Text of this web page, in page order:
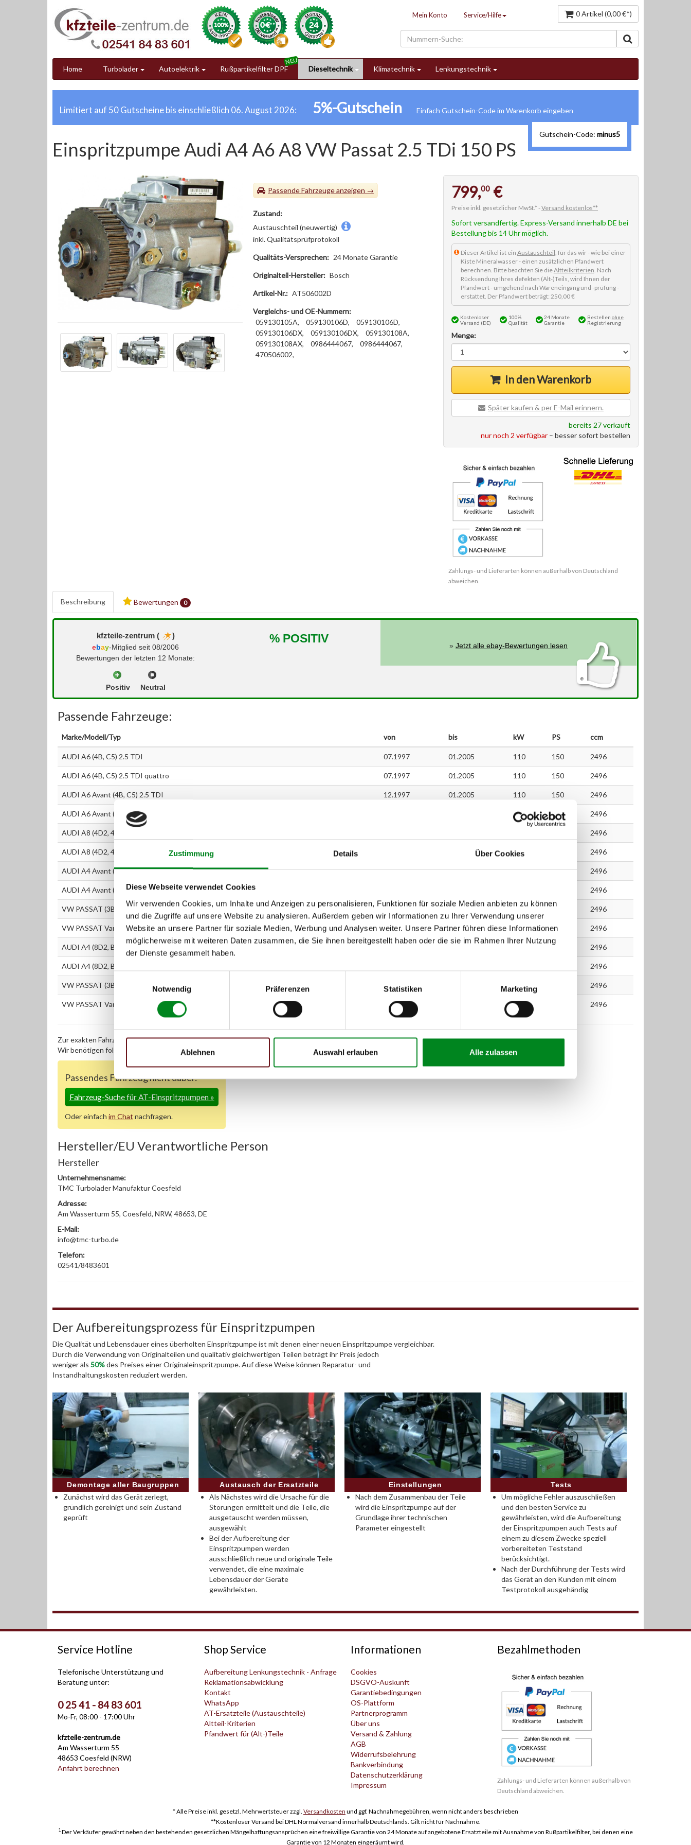
Zustimmung Details Über Cookies
Diese Webseite verwendet Cookies
Wir verwenden Cookies, um Inhalte und Anzeigen zu personalisieren, Funktionen für soziale Medien anbieten zu können
und die Zugriffe auf unsere Website zu analysieren. Außerdem geben wir Informationen zu Ihrer Verwendung unserer
Website an unsere Partner für soziale Medien, Werbung und Analysen weiter. Unsere Partner führen diese Informationen
möglicherweise mit weiteren Daten zusammen, die Sie ihnen bereitgestellt haben oder die sie im Rahmen Ihrer Nutzung
der Dienste gesammelt haben.
Einwilligungsauswahl
Notwendig
Präferenzen Statistiken Marketing
Ablehnen Auswahl erlauben Alle zulassen
Mein Konto Service/Hilfe 0 Artikel (0,00 €*)
Home Turbolader Autoelektrik Rußpartikelfilter DPF Dieseltechnik Klimatechnik Lenkungstechnik
Limitiert auf 50 Gutscheine bis einschließlich 06. August 2026: 5%-Gutschein
Gutschein-Code: minus5
Einspritzpumpe Audi A4 A6 A8 VW Passat 2.5 TDi 150 PS
Passende Fahrzeuge
Zustand:
Austauschteil (neuwertig)
inkl. Qualitätsprüfprotokoll
Qualitäts-Versprechen: 24 Monate Garantie
Originalteil-Hersteller: Bosch
Artikel-Nr.: AT506002D
Vergleichs- und OE-Nummern:
059130105A,
059130106D,
059130106D,
059130106DX,
059130106DX,
059130108A,
059130108AX,
0986444067,
0986444067,
470506002,
799,00 €
Preise inkl. gesetzlicher MwSt.* -Versand kostenlos**
Sofort versandfertig. Express-Versand innerhalb DE bei
Bestellung bis 14 Uhr möglich.
Dieser Artikel ist ein Austauschteil, für das wir - wie bei einer
Kiste Mineralwasser - einen zusätzlichen Pfandwert
berechnen. Bitte beachten Sie dieAltteilkriterien. Nach
Rücksendung Ihres defekten (Alt-)Teils, wird Ihnen der
Pfandwert - umgehend nach Wareneingang und -prüfung -
erstattet. Der Pfandwert beträgt: 250,00 €
Kostenloser
Versand (DE)
100%
Qualität
24 Monate
Garantie
Bestellen ohne
Registrierung
Menge:
In den Warenkorb
Später kaufen & per E-Mail erinnern.
bereits 27 verkauft
nur noch 2 verfügbar – besser sofort bestellen
Zahlungs- und Lieferarten können außerhalb von Deutschland
abweichen.
Beschreibung Bewertungen 0
kfzteile-zentrum ( )
ebay-Mitglied seit 08/2006
Bewertungen der letzten 12 Monate:
Positiv Neutral
% POSITIV
»Jetzt alle ebay-Bewertungen lesen
Passende Fahrzeuge:
Marke/Modell/Typ von bis kW PS ccm
AUDI A6 (4B, C5) 2.5 TDI 07.1997 01.2005 110 150 2496
AUDI A6 (4B, C5) 2.5 TDI quattro 07.1997 01.2005 110 150 2496
AUDI A6 Avant (4B, C5) 2.5 TDI 12.1997 01.2005 110 150 2496
AUDI A6 Avant (4B, C5) 2.5 TDI quattro 110 150 2496
AUDI A8 (4D2, 4D8) 2.5 TDI 2496
AUDI A8 (4D2, 4D8) 2.5 TDI quattro 110 2496
AUDI A4 Avant (8D5, B5) 2.5 TDI 09.1997 09.2001 110 150 2496
AUDI A4 Avant (8D5, B5) 2.5 TDI quattro 2496
VW PASSAT (3B2) 2.5 TDI 07.1998 11.2000 110 150 2496
VW PASSAT Variant (3B5) 2.5 TDI 07.1998 11.2000 110 150 2496
AUDI A4 (8D2, B5) 2.5 TDI 150 2496
AUDI A4 (8D2, B5) 2.5 TDI quattro 2496
VW PASSAT (3B2) 2.5 TDI Syncro/4motion 12.1998 110 2496
VW PASSAT Variant (3B5) 2.5 TDI Syncro/4motion 12.1998 110 2496
Zur exakten Fahrzeug-Identifizierung können Sie auch unseren Support kontaktieren (Chat, Telefon oder E-Mail).
Wir benötigen folgende Fahrzeugdaten:Schlüsselnummer zu 2 (2.1) und zu 3 (2.2) oderFahrgestellnummer
Passendes Fahrzeug nicht dabei?
Fahrzeug-Suche für AT-Einspritzpumpen»
Oder einfach im Chat nachfragen.
Hersteller/EU Verantwortliche Person
Hersteller
Unternehmensname:
TMC Turbolader Manufaktur Coesfeld
Adresse:
Am Wasserturm 55, Coesfeld, NRW, 48653, DE
E-Mail:
info@tmc-turbo.de
Telefon:
02541/8483601
Der Aufbereitungsprozess für Einspritzpumpen
Die Qualität und Lebensdauer eines überholten Einspritzpumpe ist mit denen einer neuen Einspritzpumpe vergleichbar.
Durch die Verwendung von Originalteilen und qualitativ gleichwertigen Teilen beträgt ihr Preis jedoch
weniger als 50%des Preises einer Originaleinspritzpumpe. Auf diese Weise können Reparatur- und
Instandhaltungskosten reduziert werden.
Demontage aller Baugruppen
Zunächst wird das Gerät zerlegt,
gründlich gereinigt und sein Zustand
geprüft
Austausch der Ersatzteile
Als Nächstes wird die Ursache für die
Störungen ermittelt und die Teile, die
ausgetauscht werden müssen,
ausgewählt
Bei der Aufbereitung der
Einspritzpumpen werden
ausschließlich neue und originale Teile
verwendet, die eine maximale
Lebensdauer der Geräte
gewährleisten.
Einstellungen
Nach dem Zusammenbau der Teile
wird die Einspritzpumpe auf der
Grundlage ihrer technischen
Parameter eingestellt
Tests
Um mögliche Fehler auszuschließen
und den besten Service zu
gewährleisten, wird die Aufbereitung
der Einspritzpumpen auch Tests auf
einem zu diesem Zwecke speziell
vorbereiteten Teststand
berücksichtigt.
Nach der Durchführung der Tests wird
das Gerät an den Kunden mit einem
Testprotokoll ausgehändig
Service Hotline
Telefonische Unterstützung und
Beratung unter:
0 25 41 - 84 83 601
Mo-Fr, 08:00 - 17:00 Uhr
kfzteile-zentrum.de
Am Wasserturm 55
48653 Coesfeld (NRW)
Anfahrt berechnen
Shop Service
Aufbereitung Lenkungstechnik - Anfrage
Reklamationsabwicklung
Kontakt
WhatsApp
AT-Ersatzteile (Austauschteile)
Altteil-Kriterien
Pfandwert für (Alt-)Teile
Informationen
Cookies
DSGVO-Auskunft
Garantiebedingungen
OS-Plattform
Partnerprogramm
Über uns
Versand & Zahlung
AGB
Widerrufsbelehrung
Bankverbindung
Datenschutzerklärung
Impressum
Bezahlmethoden
Zahlungs- und Lieferarten können außerhalb von
Deutschland abweichen.
* Alle Preise inkl. gesetzl. Mehrwertsteuer zzgl. Versandkosten und ggf. Nachnahmegebühren, wenn nicht anders beschrieben
**Kostenloser Versand bei DHL Normalversand innerhalb Deutschlands. Gilt nicht für Nachnahme.
1Der Verkäufer gewährt neben den bestehenden gesetzlichen Mängelhaftungsansprüchen eine freiwillige Garantie von 24 Monate auf angebotene Ersatzteile mit Ausnahme von Rußpartikelfilter, bei denen eine
Garantie von 12 Monaten eingeräumt wird.